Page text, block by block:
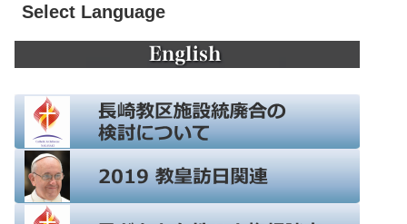
Select Language